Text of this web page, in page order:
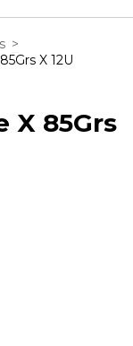
>
X 12U
X 85Grs